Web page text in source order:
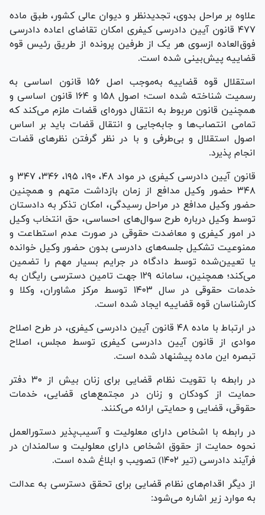
علاوه بر مراحل بدوی، تجدیدنظر و دیوان عالی کشور، طبق ماده
۴۷۷ قانون آیین دادرسی کیفری امکان تقاضای اعاده دادرسی
فوق‌العاده ازسوی هر یک از طرفین پرونده از طریق رئیس قوه
قضاییه پیش‌بینی شده است.
استقلال قوه قضاییه به‌موجب اصل ۱۵۶ قانون اساسی به
رسمیت شناخته شده است؛ اصول ۱۵۸ و ۱۶۴ قانون اساسی و
همچنین قانون مربوط به انتقال دوره‌ای قضات ملزم می‌کند که
تمامی انتصاب‌ها و جابه‌جایی و انتقال قضات باید بر اساس
اصول استقلال و بی‌طرفی و با در نظر گرفتن نظر‌های قضات
انجام پذیرد.
قانون آیین دادرسی کیفری در مواد ۴۸، ۱۹۰، ۱۹۵، ۳۴۶، ۳۴۷ و
۳۴۸ حضور وکیل مدافع از زمان بازداشت متهم و همچنین
حضور وکیل مدافع در مراحل رسیدگی، امکان تذکر به دادستان
توسط وکیل درباره طرح سوال‌های احساسی، حق انتخاب وکیل
در امور کیفری و معاضدت حقوقی در صورت عدم استطاعت و
ممنوعیت تشکیل جلسه‌های دادرسی بدون حضور وکیل خوانده
یا تعیین‌شده توسط دادگاه در جرایم بسیار مهم را تضمین
می‌کند؛ همچنین، سامانه ۱۲۹ جهت تامین دسترسی رایگان به
خدمات حقوقی در سال ۱۴۰۳ توسط مرکز مشاوران، وکلا و
کارشناسان قوه قضاییه ایجاد شده است.
در ارتباط با ماده ۴۸ قانون آیین دادرسی کیفری، در طرح اصلاح
موادی از قانون آیین دادرسی کیفری توسط مجلس، اصلاح
تبصره این ماده پیشنهاد شده است.
در رابطه با تقویت نظام قضایی برای زنان بیش از ۳۰ دفتر
حمایت از کودکان و زنان در مجتمع‌های قضایی، خدمات
حقوقی، قضایی و حمایتی ارائه می‌کنند.
در رابطه با اشخاص دارای معلولیت و آسیب‌پذیر دستورالعمل
نحوه حمایت از حقوق اشخاص دارای معلولیت و سالمندان در
فرآیند دادرسی (تیر ۱۴۰۲) تصویب و ابلاغ شده است.
از دیگر اقدام‌های نظام قضایی برای تحقق دسترسی به عدالت
به موارد زیر اشاره می‌شود: